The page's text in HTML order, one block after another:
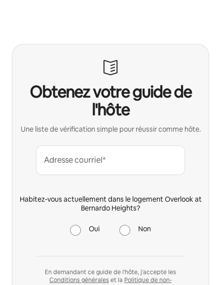
Obtenez votre guide de
l'hôte
Une liste de vérification simple pour réussir comme hôte.
Adresse courriel*
Habitez-vous actuellement dans le logement Overlook at
Bernardo Heights?
Oui Non
En demandant ce guide de l'hôte, j'accepte les
Conditions générales et la Politique de non-